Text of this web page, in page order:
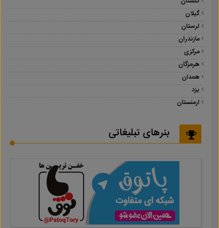
گیلان
لرستان
مازندران
مرکزی
هرمزگان
همدان
یزد
ارمنستان
بنرهای تبلیغاتی